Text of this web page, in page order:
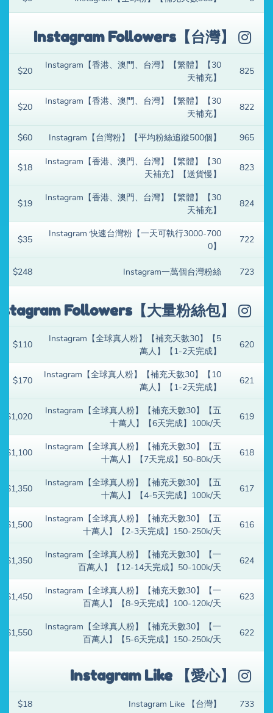
Instagram Followers【台灣】
825
Instagram【香港、澳門、台灣】【繁體】【30
天補充】
$20
822
Instagram【香港、澳門、台灣】【繁體】【30
天補充】
$20
965
Instagram【台灣粉】【平均粉絲追蹤500個】
$60
823
Instagram【香港、澳門、台灣】【繁體】【30
天補充】【送貨慢】
$18
824
Instagram【香港、澳門、台灣】【繁體】【30
天補充】
$19
722
Instagram 快速台灣粉【一天可執行3000-700
0】
$35
723
Instagram一萬個台灣粉絲
$248
Followers【大量粉絲包】
620
Instagram【全球真人粉】【補充天數30】【5
萬人】【1-2天完成】
$110
621
Instagram【全球真人粉】【補充天數30】【10
萬人】【1-2天完成】
$170
619
Instagram【全球真人粉】【補充天數30】【五
十萬人】【6天完成】100k/天
$1,020
618
Instagram【全球真人粉】【補充天數30】【五
十萬人】【7天完成】50-80k/天
$1,100
617
Instagram【全球真人粉】【補充天數30】【五
十萬人】【4-5天完成】100k/天
$1,350
616
Instagram【全球真人粉】【補充天數30】【五
十萬人】【2-3天完成】150-250k/天
$1,500
624
Instagram【全球真人粉】【補充天數30】【一
百萬人】【12-14天完成】50-100k/天
$1,350
623
Instagram【全球真人粉】【補充天數30】【一
百萬人】【8-9天完成】100-120k/天
$1,450
622
Instagram【全球真人粉】【補充天數30】【一
百萬人】【5-6天完成】150-250k/天
$1,550
Instagram Like 【愛心】
733
Instagram Like 【台灣】
$18